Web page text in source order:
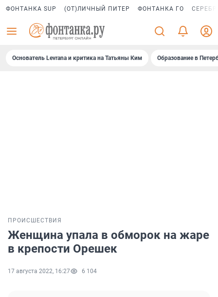
ФОНТАНКА SUP (ОТ)ЛИЧНЫЙ ПИТЕР ФОНТАНКА ГО
Основатель Levrana и критика на Татьяны Ким Образование в
ПРОИСШЕСТВИЯ
Женщина упала в обморок на жаре
в крепости Орешек
17 августа 2022, 16:27 6 104